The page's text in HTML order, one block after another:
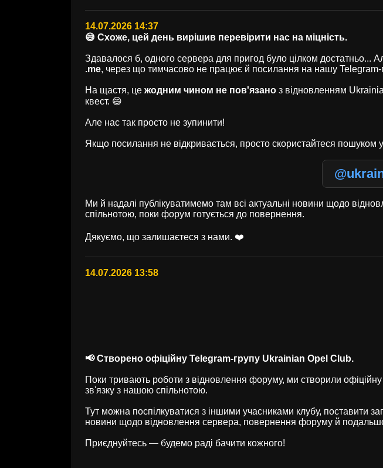
14.07.2026 14:37
😅 Схоже, цей день вирішив перевірити нас на міцність.
Здавалося б, одного сервера для пригод було цілком достатньо...
.me, через що тимчасово не працює й посилання на нашу Telegram-
На щастя, це жодним чином не пов'язано з відновленням
квест. 😄
Але нас так просто не зупинити!
Якщо посилання не відкривається, просто скористайтеся пошуком у
Ми й надалі публікуватимемо там всі актуальні новини щодо
спільнотою, поки форум готується до повернення.
Дякуємо, що залишаєтеся з нами. ❤️
14.07.2026 13:58
📢 Створено офіційну Telegram-групу Ukrainian Opel Club.
Поки тривають роботи з відновлення форуму, ми створили
зв'язку з нашою спільнотою.
Тут можна поспілкуватися з іншими учасниками клубу, поставити
новини щодо відновлення сервера, повернення форуму й
Приєднуйтесь — будемо раді бачити кожного!